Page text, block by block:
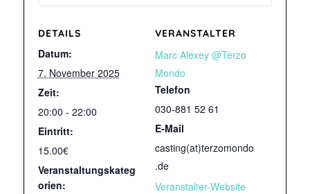
DETAILS
Datum:
7. November 2025
Zeit:
20:00 - 22:00
Eintritt:
15.00€
Veranstaltungskateg
orien:
VERANSTALTER
Marc Alexey @Terzo
Mondo
Telefon
030-881 52 61
E-Mail
casting(at)terzomondo
.de
Veranstalter-Website